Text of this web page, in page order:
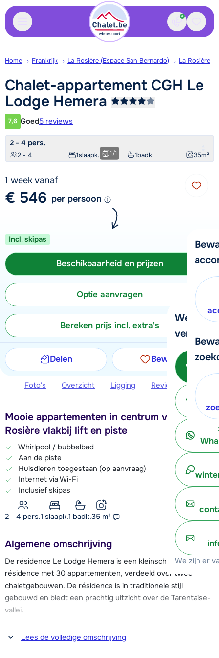
Contact
We
verder!
We zijn er
Home Frankrijk La Rosière (Espace San Bernardo) La Rosière
Chalet-appartement CGH Le
Lodge Hemera
Klantwaardering
7,6 Goed5 reviews
2 - 4 pers.
2 - 4 1slaapk. 1badk. 35m²
1/1
1 week vanaf
€ 546 per persoon
Incl. skipas
Beschikbaarheid en prijzen
Optie aanvragen
Bereken prijs incl. extra's
Delen Bewaren
Foto's Overzicht Ligging Reviews
Mooie appartementen in centrum van La
Rosière vlakbij lift en piste
Whirlpool / bubbelbad
Aan de piste
Huisdieren toegestaan (op aanvraag)
Internet via Wi-Fi
Inclusief skipas
2 - 4 pers.1 slaapk.1 badk.35 m²
Algemene omschrijving
De résidence Le Lodge Hemera is een kleinschalige
résidence met 30 appartementen, verdeeld over twee
chaletgebouwen. De résidence is in traditionele stijl
gebouwd en biedt een prachtig uitzicht over de Tarentaise-
vallei.
De résidence heeft een ideale ligging in het centrum van La
Lees de volledige omschrijving